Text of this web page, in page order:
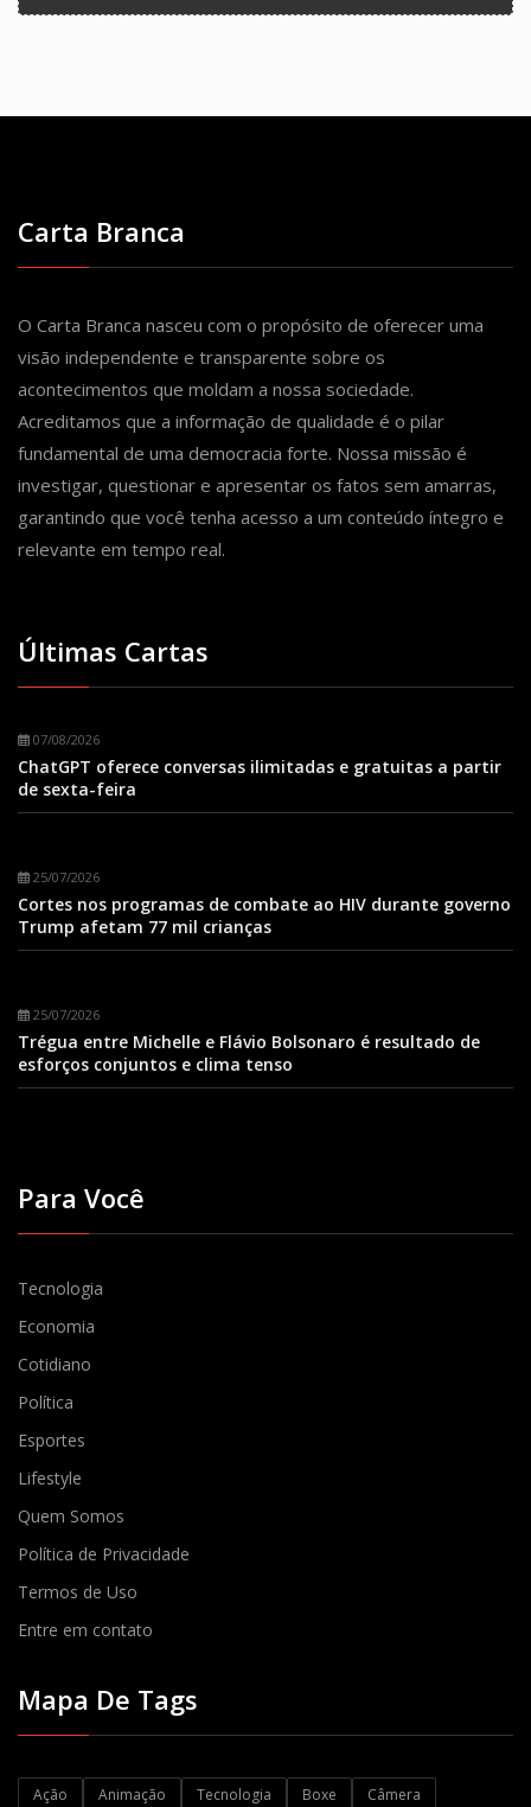
Carta Branca
O Carta Branca nasceu com o propósito de oferecer uma
visão independente e transparente sobre os
acontecimentos que moldam a nossa sociedade.
Acreditamos que a informação de qualidade é o pilar
fundamental de uma democracia forte. Nossa missão é
investigar, questionar e apresentar os fatos sem amarras,
garantindo que você tenha acesso a um conteúdo íntegro e
relevante em tempo real.
Últimas Cartas
07/08/2026
ChatGPT oferece conversas ilimitadas e gratuitas a partir
de sexta-feira
25/07/2026
Cortes nos programas de combate ao HIV durante governo
Trump afetam 77 mil crianças
25/07/2026
Trégua entre Michelle e Flávio Bolsonaro é resultado de
esforços conjuntos e clima tenso
Para Você
Tecnologia
Economia
Cotidiano
Política
Esportes
Lifestyle
Quem Somos
Política de Privacidade
Termos de Uso
Entre em contato
Mapa De Tags
Ação Animação Tecnologia Boxe Câmera